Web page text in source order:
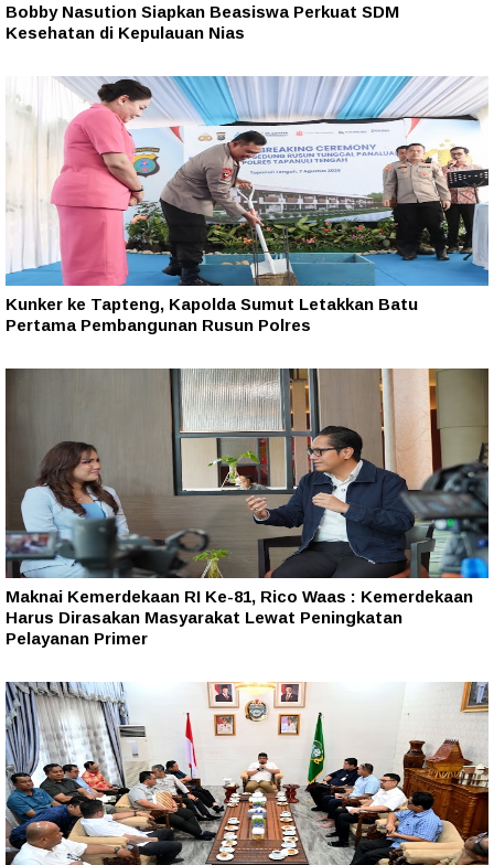
Bobby Nasution Siapkan Beasiswa Perkuat SDM
Kesehatan di Kepulauan Nias
Kunker ke Tapteng, Kapolda Sumut Letakkan Batu
Pertama Pembangunan Rusun Polres
Maknai Kemerdekaan RI Ke-81, Rico Waas : Kemerdekaan
Harus Dirasakan Masyarakat Lewat Peningkatan
Pelayanan Primer